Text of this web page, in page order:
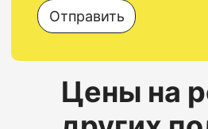
Отправить
Цены на